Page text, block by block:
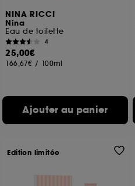
NINA RICCI
Nina
Eau de toilette
4
25,00€
166,67€ / 100ml
Ajouter au panier
Edition limitée